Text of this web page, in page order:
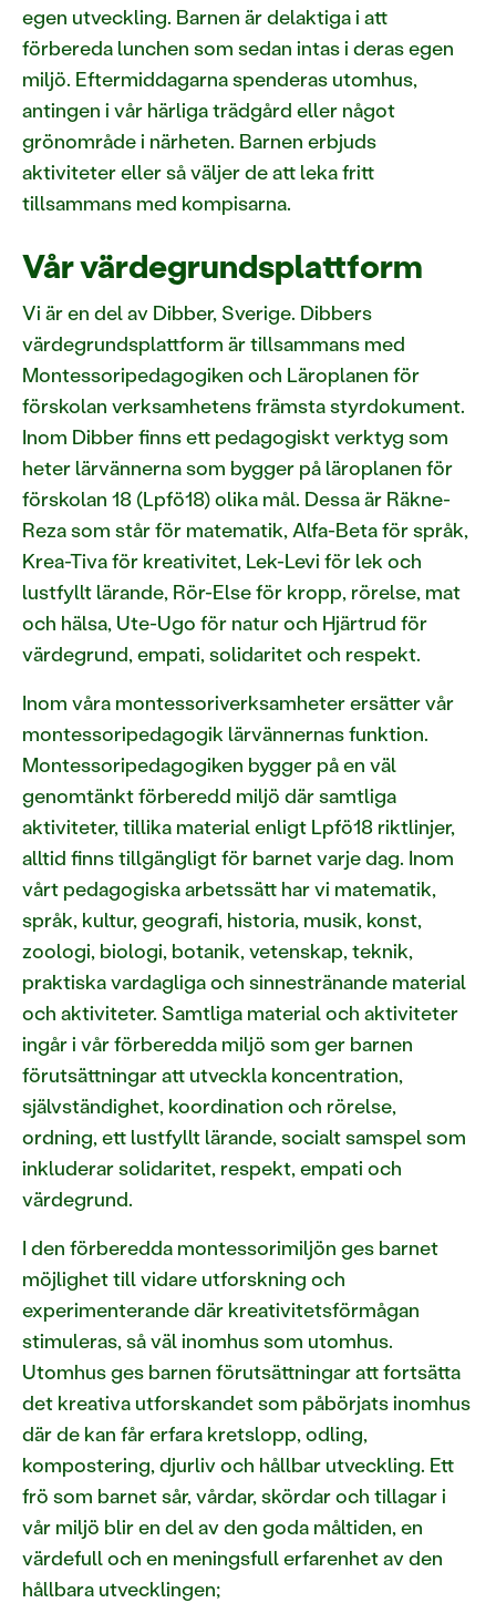
egen utveckling. Barnen är delaktiga i att
förbereda lunchen som sedan intas i deras egen
miljö. Eftermiddagarna spenderas utomhus,
antingen i vår härliga trädgård eller något
grönområde i närheten. Barnen erbjuds
aktiviteter eller så väljer de att leka fritt
tillsammans med kompisarna.
Vår värdegrundsplattform
Vi är en del av Dibber, Sverige. Dibbers
värdegrundsplattform är tillsammans med
Montessoripedagogiken och Läroplanen för
förskolan verksamhetens främsta styrdokument.
Inom Dibber finns ett pedagogiskt verktyg som
heter lärvännerna som bygger på läroplanen för
förskolan 18 (Lpfö18) olika mål. Dessa är Räkne-
Reza som står för matematik, Alfa-Beta för språk,
Krea-Tiva för kreativitet, Lek-Levi för lek och
lustfyllt lärande, Rör-Else för kropp, rörelse, mat
och hälsa, Ute-Ugo för natur och Hjärtrud för
värdegrund, empati, solidaritet och respekt.
Inom våra montessoriverksamheter ersätter vår
montessoripedagogik lärvännernas funktion.
Montessoripedagogiken bygger på en väl
genomtänkt förberedd miljö där samtliga
aktiviteter, tillika material enligt Lpfö18 riktlinjer,
alltid finns tillgängligt för barnet varje dag. Inom
vårt pedagogiska arbetssätt har vi matematik,
språk, kultur, geografi, historia, musik, konst,
zoologi, biologi, botanik, vetenskap, teknik,
praktiska vardagliga och sinnestränande material
och aktiviteter. Samtliga material och aktiviteter
ingår i vår förberedda miljö som ger barnen
förutsättningar att utveckla koncentration,
självständighet, koordination och rörelse,
ordning, ett lustfyllt lärande, socialt samspel som
inkluderar solidaritet, respekt, empati och
värdegrund.
I den förberedda montessorimiljön ges barnet
möjlighet till vidare utforskning och
experimenterande där kreativitetsförmågan
stimuleras, så väl inomhus som utomhus.
Utomhus ges barnen förutsättningar att fortsätta
det kreativa utforskandet som påbörjats inomhus
där de kan får erfara kretslopp, odling,
kompostering, djurliv och hållbar utveckling. Ett
frö som barnet sår, vårdar, skördar och tillagar i
vår miljö blir en del av den goda måltiden, en
värdefull och en meningsfull erfarenhet av den
hållbara utvecklingen;